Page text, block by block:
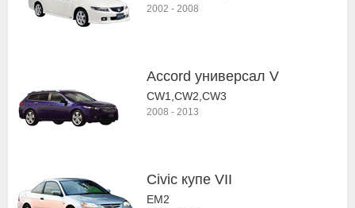
2002 - 2008
Accord универсал V
CW1,CW2,CW3
2008 - 2013
Civic купе VII
EM2